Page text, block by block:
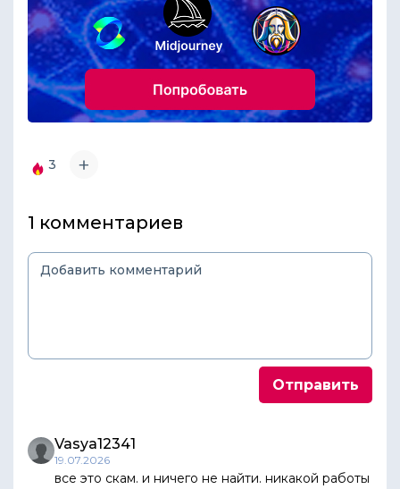
3
1 комментариев
Vasya12341
19.07.2026
все это скам. и ничего не найти. никакой работы